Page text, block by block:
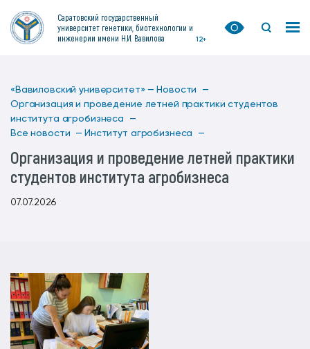
Саратовский государственный
университет генетики, биотехнологии и
инженерии имени Н.И. Вавилова
12+
«Вавиловский университет» — Новости —
Организация и проведение летней практики студентов
института агробизнеса —
Все новости — Институт агробизнеса —
Организация и проведение летней практики
студентов института агробизнеса
07.07.2026